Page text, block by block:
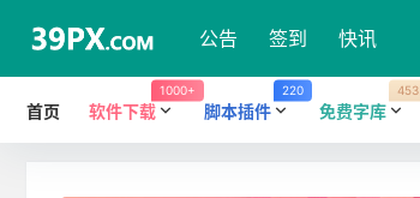
公告 签到 快讯
首页 软件下载
1000+
脚本插件
220
免费字库
453